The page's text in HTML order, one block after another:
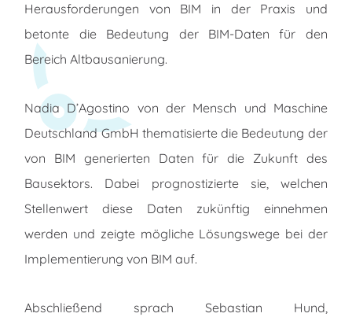
Herausforderungen von BIM in der Praxis und
betonte die Bedeutung der BIM-Daten für den
Bereich Altbausanierung.
Nadia D’Agostino von der Mensch und Maschine
Deutschland GmbH thematisierte die Bedeutung der
von BIM generierten Daten für die Zukunft des
Bausektors. Dabei prognostizierte sie, welchen
Stellenwert diese Daten zukünftig einnehmen
werden und zeigte mögliche Lösungswege bei der
Implementierung von BIM auf.
Abschließend sprach Sebastian Hund,